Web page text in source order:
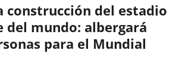
construcción del estadio
del mundo: albergará
para el Mundial